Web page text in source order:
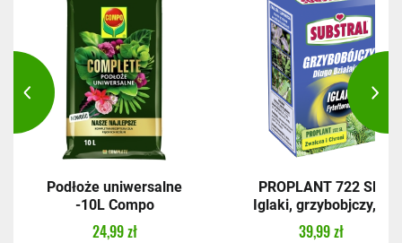
Podłoże uniwersalne
-10L Compo
24,99 zł
PROPLANT 722 SL,
Iglaki, grzybobjczy,...
39,99 zł